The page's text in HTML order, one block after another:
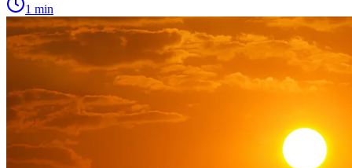
1 min